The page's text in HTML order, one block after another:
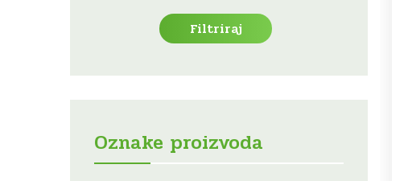
Filtriraj
Oznake proizvoda